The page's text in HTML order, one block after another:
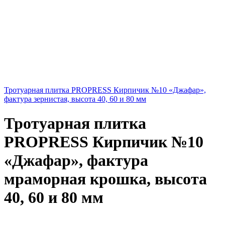
Тротуарная плитка PROPRESS Кирпичик №10 «Джафар»,
фактура зернистая, высота 40, 60 и 80 мм
Тротуарная плитка
PROPRESS Кирпичик №10
«Джафар», фактура
мраморная крошка, высота
40, 60 и 80 мм